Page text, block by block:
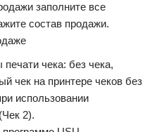
заполните все
состав продажи.
чека: без чека,
чек на принтере чеков без
использовании
2).